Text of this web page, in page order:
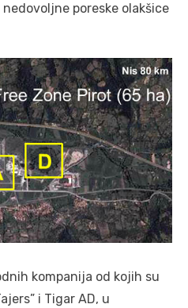
poreske olakšice
kompanija od kojih su
i Tigar AD, u